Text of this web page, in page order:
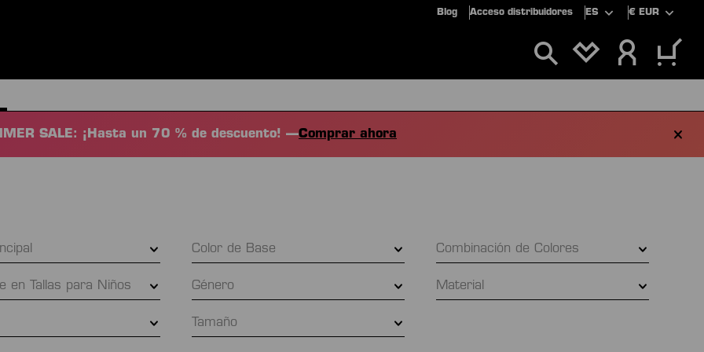
Blog Acceso distribuidores ES € EUR
TIENES 0
SALE: ¡Hasta un 70 % de descuento! —Comprar ahora
Color de Base Combinación de Colores
en Tallas para Niños Género Material
Tamaño